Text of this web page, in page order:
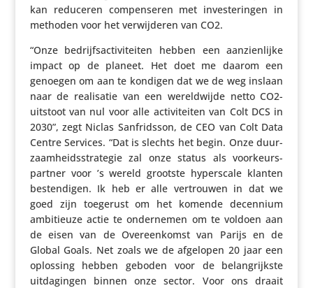
kan reduceren compen­seren met inves­te­ringen in
methoden voor het verwij­deren van CO2.
“Onze bedrijfs­ac­ti­vi­teiten hebben een aanzien­lijke
impact op de planeet. Het doet me daarom een
genoegen om aan te kondigen dat we de weg inslaan
naar de reali­satie van een wereld­wijde netto CO2-
uitstoot van nul voor alle acti­vi­teiten van Colt DCS in
2030”, zegt Niclas Sanfridsson, de CEO van Colt Data
Centre Services. “Dat is slechts het begin. Onze duur­
zaam­heids­stra­tegie zal onze status als voor­keurs­
partner voor ’s wereld grootste hypers­cale klanten
besten­digen. Ik heb er alle vertrouwen in dat we
goed zijn toegerust om het komende decennium
ambi­ti­euze actie te onder­nemen om te voldoen aan
de eisen van de Over­een­komst van Parijs en de
Global Goals. Net zoals we de afgelopen 20 jaar een
oplossing hebben geboden voor de belang­rijkste
uitda­gingen binnen onze sector. Voor ons draait